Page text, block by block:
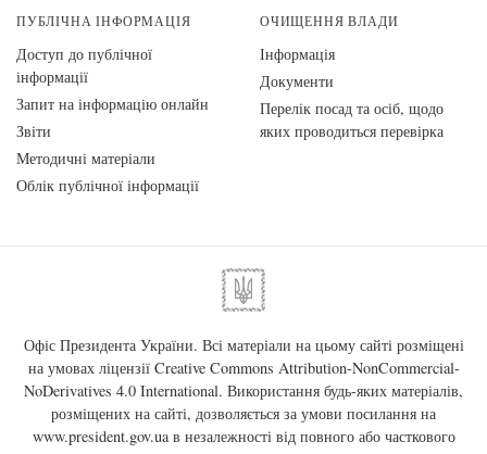
ПУБЛІЧНА ІНФОРМАЦІЯ
Доступ до публічної
інформації
Запит на інформацію онлайн
Звіти
Методичні матеріали
Облік публічної інформації
ОЧИЩЕННЯ ВЛАДИ
Інформація
Документи
Перелік посад та осіб, щодо
яких проводиться перевірка
Офіс Президента України. Всі матеріали на цьому сайті розміщені
на умовах ліцензії Creative Commons Attribution-NonCommercial-
NoDerivatives 4.0 International. Використання будь-яких матеріалів,
розміщених на сайті, дозволяється за умови посилання на
www.president.gov.uaв незалежності від повного або часткового